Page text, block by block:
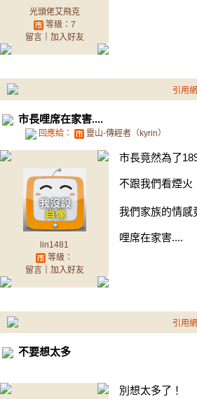
光頭佬艾飛克
等級：7
留言｜ 加入好友
引用
市長哩席在家害....
回應給： 靈山-傳經者（kyrin）
lin1481
等級：
留言｜ 加入好友
市長竟然為了
不跟我們看煙火
我們家族的情感
哩席在家害....
引用
不要想太多
別想太多了！